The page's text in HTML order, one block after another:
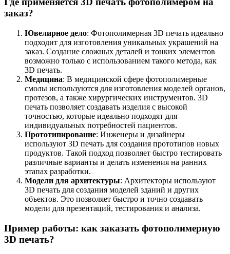
заказ?
Ювелирное дело: Фотополимерная 3D печать идеально
подходит для изготовления уникальных украшений на
заказ. Создание сложных деталей и тонких элементов
возможно только с использованием такого метода, как
3D печать.
Медицина: В медицинской сфере фотополимерные
смолы используются для изготовления моделей органов,
протезов, а также хирургических инструментов. 3D
печать позволяет создавать изделия с высокой
точностью, которые идеально подходят для
индивидуальных потребностей пациентов.
Прототипирование: Инженеры и дизайнеры
используют 3D печать для создания прототипов новых
продуктов. Такой подход позволяет быстро тестировать
различные варианты и делать изменения на ранних
этапах разработки.
Модели для архитектуры: Архитекторы используют
3D печать для создания моделей зданий и других
объектов. Это позволяет быстро и точно создавать
модели для презентаций, тестирования и анализа.
Пример работы: как заказать фотополимерную
3D печать?